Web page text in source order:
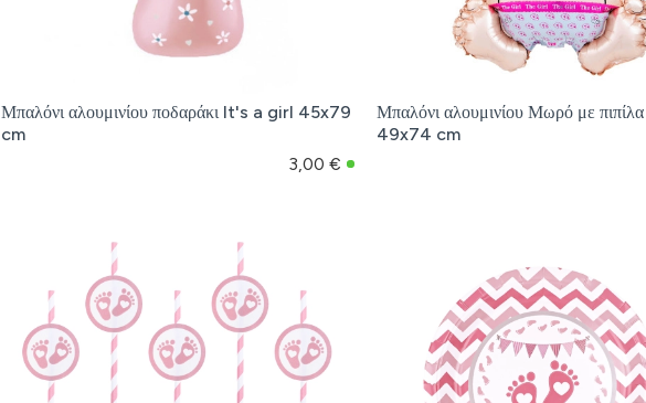
Μπαλόνι αλουμινίου ποδαράκι It's a girl 45x79
cm
3,00 €
Μπαλόνι αλουμινίου Μωρό με πιπίλα
49x74 cm